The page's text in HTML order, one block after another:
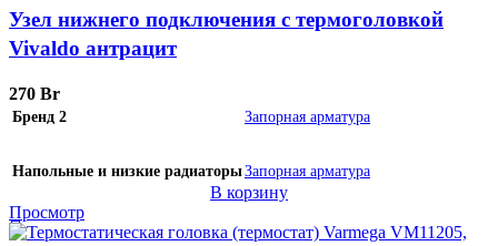
Узел нижнего подключения с термоголовкой
Vivaldo антрацит
270 Br
Бренд 2 Запорная арматура
Напольные и низкие радиаторыЗапорная арматура
В корзину
Просмотр